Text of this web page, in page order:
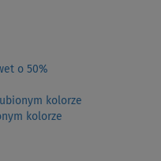
o 50%
kolorze
kolorze